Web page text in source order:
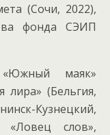
(Сочи, 2022),
фонда СЭИП
маяк»
лира» (Бельгия,
Кузнецкий,
«Ловец слов»,